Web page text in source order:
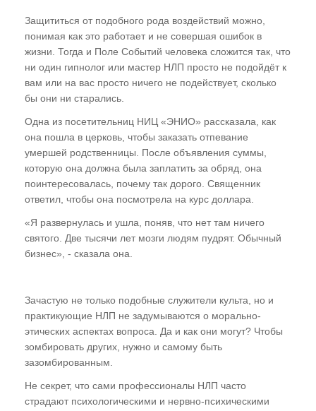
Защититься от подобного рода воздействий можно,
понимая как это работает и не совершая ошибок в
жизни. Тогда и Поле Событий человека сложится так, что
ни один гипнолог или мастер НЛП просто не подойдёт к
вам или на вас просто ничего не подействует, сколько
бы они ни старались.
Одна из посетительниц НИЦ «ЭНИО» рассказала, как
она пошла в церковь, чтобы заказать отпевание
умершей родственницы. После объявления суммы,
которую она должна была заплатить за обряд, она
поинтересовалась, почему так дорого. Священник
ответил, чтобы она посмотрела на курс доллара.
«Я развернулась и ушла, поняв, что нет там ничего
святого. Две тысячи лет мозги людям пудрят. Обычный
бизнес», - сказала она.
Зачастую не только подобные служители культа, но и
практикующие НЛП не задумываются о морально-
этических аспектах вопроса. Да и как они могут? Чтобы
зомбировать других, нужно и самому быть
зазомбированным.
Не секрет, что сами профессионалы НЛП часто
страдают психологическими и нервно-психическими